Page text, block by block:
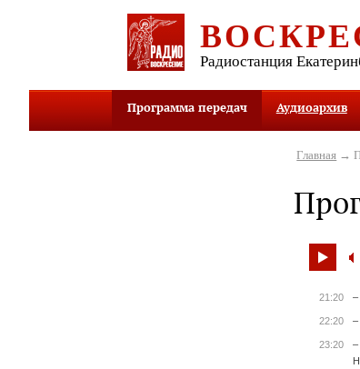
Радиостанция
Программа передач Аудиоархив
Главная →
21:20 –
22:20 –
23:20
–